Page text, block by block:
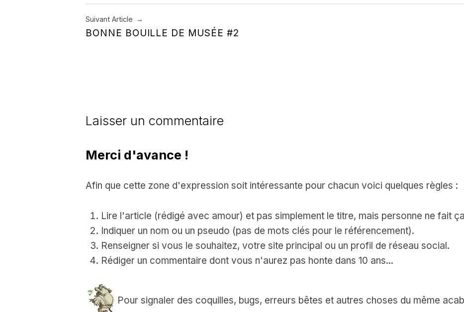
Suivant Article
BONNE BOUILLE DE MUSÉE #2
Laisser un commentaire
Merci d'avance !
Afin que cette zone d'expression soit intéressante pour chacun voici quelques règles :
Lire l'article (rédigé avec amour) et pas simplement le titre, mais personne ne fait
Indiquer un nom ou un pseudo (pas de mots clés pour le référencement).
Renseigner si vous le souhaitez, votre site principal ou un profil de réseau social.
Rédiger un commentaire dont vous n'aurez pas honte dans 10 ans...
Pour signaler des coquilles, bugs, erreurs bêtes et autres choses du même